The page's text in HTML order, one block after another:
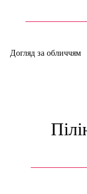
Догляд за обличчям